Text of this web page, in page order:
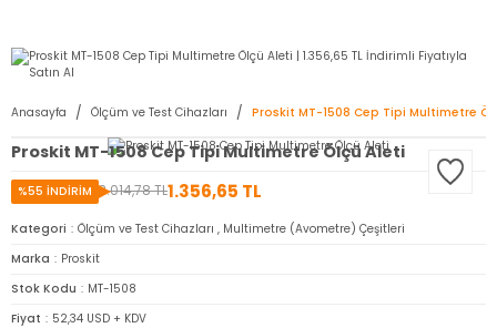
Anasayfa Ölçüm ve Test Cihazları Proskit MT-1508 Cep Tipi Multimetre
Proskit MT-1508 Cep Tipi Multimetre Ölçü Aleti
3.014,78 TL1.356,65 TL
%55 İNDİRİM
Kategori Ölçüm ve Test Cihazları , Multimetre (Avometre) Çeşitleri
Marka
Proskit
Stok Kodu
MT-1508
Fiyat
52,34 USD + KDV